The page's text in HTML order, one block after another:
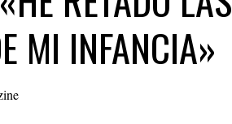
MI INFANCIA»